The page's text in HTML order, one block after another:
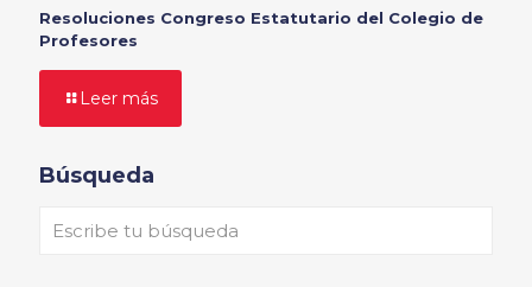
Resoluciones Congreso Estatutario del Colegio de
Profesores
Leer más
Búsqueda